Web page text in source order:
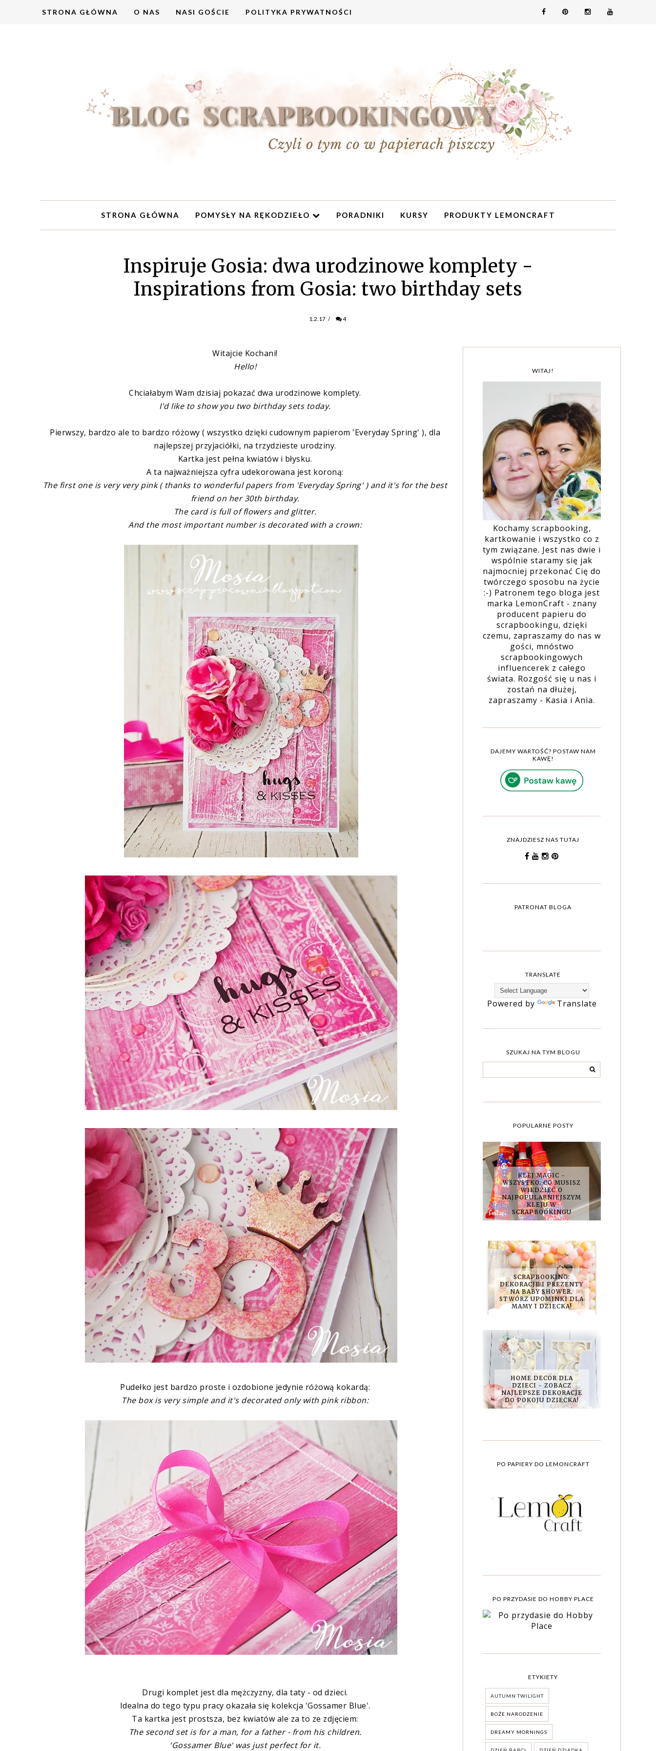
STRONA GŁÓWNA O NAS NASI GOŚCIE POLITYKA PRYWATNOŚCI
STRONA GŁÓWNA POMYSŁY NA RĘKODZIEŁO PORADNIKI KURSY PRODUKTY LEMONCRAFT
Inspiruje Gosia: dwa urodzinowe komplety -
Inspirations from Gosia: two birthday sets
1.2.17 / 4
Witajcie Kochani!
Hello!
Chciałabym Wam dzisiaj pokazać dwa urodzinowe komplety.
I'd like to show you two birthday sets today.
Pierwszy, bardzo ale to bardzo różowy ( wszystko dzięki cudownym papierom 'Everyday Spring' ), dla
najlepszej przyjaciółki, na trzydzieste urodziny.
Kartka jest pełna kwiatów i błysku.
A ta najważniejsza cyfra udekorowana jest koroną:
The first one is very very pink ( thanks to wonderful papers from 'Everyday Spring' ) and it's for the best
friend on her 30th birthday.
The card is full of flowers and glitter.
And the most important number is decorated with a crown:
Pudełko jest bardzo proste i ozdobione jedynie różową kokardą:
The box is very simple and it's decorated only with pink ribbon:
Drugi komplet jest dla mężczyzny, dla taty - od dzieci.
Idealna do tego typu pracy okazała się kolekcja 'Gossamer Blue'.
Ta kartka jest prostsza, bez kwiatów ale za to ze zdjęciem:
The second set is for a man, for a father - from his children.
'Gossamer Blue' was just perfect for it.
WITAJ!
Kochamy scrapbooking,
kartkowanie i wszystko co z
tym związane. Jest nas dwie i
wspólnie staramy się jak
najmocniej przekonać Cię do
twórczego sposobu na życie
:-) Patronem tego bloga jest
marka LemonCraft - znany
producent papieru do
scrapbookingu, dzięki
czemu, zapraszamy do nas w
gości, mnóstwo
scrapbookingowych
influencerek z całego
świata. Rozgość się u nas i
zostań na dłużej,
zapraszamy - Kasia i Ania.
DAJEMY WARTOŚĆ? POSTAW NAM
KAWĘ!
ZNAJDZIESZ NAS TUTAJ
PATRONAT BLOGA
TRANSLATE
Powered by Translate
SZUKAJ NA TYM BLOGU
POPULARNE POSTY
KLEJ MAGIC -
WSZYSTKO, CO MUSISZ
WIEDZIEĆ O
NAJPOPULARNIEJSZYM
KLEJU W
SCRAPBOOKINGU
SCRAPBOOKING:
DEKORACJE I PREZENTY
NA BABY SHOWER.
STWÓRZ UPOMINKI DLA
MAMY I DZIECKA!
HOME DECOR DLA
DZIECI - ZOBACZ
NAJLEPSZE DEKORACJE
DO POKOJU DZIECKA!
PO PAPIERY DO LEMONCRAFT
PO PRZYDASIE DO HOBBY PLACE
ETYKIETY
AUTUMN TWILIGHT
BOŻE NARODZENIE
DREAMY MORNINGS